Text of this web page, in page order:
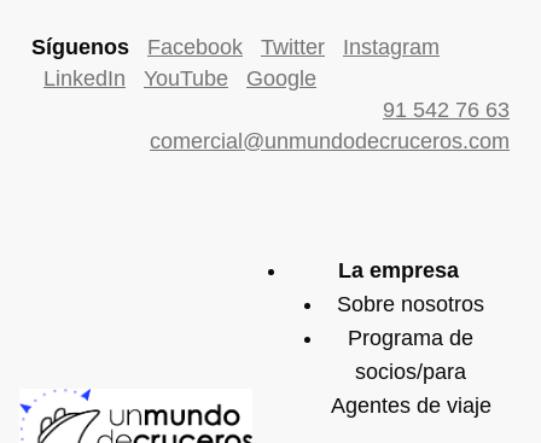
Síguenos Facebook Twitter
Instagram
LinkedIn
YouTube
Google
91 542 76 63
comercial@unmundodecruceros.com
La empresa
Sobre nosotros
Programa de
socios/para
Agentes de viaje